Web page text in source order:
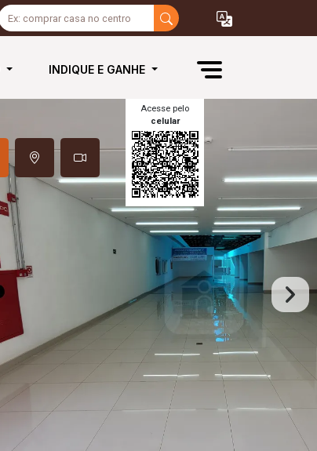
INDIQUE E GANHE
Acesse pelo
celular